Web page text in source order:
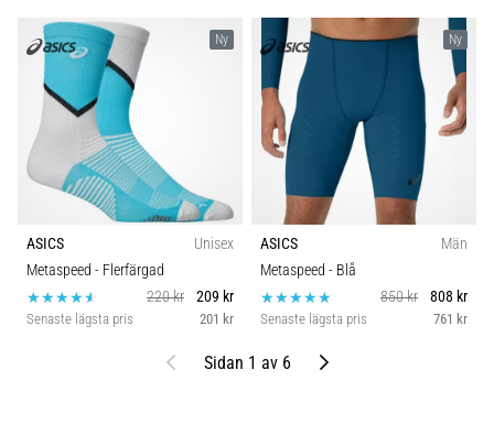
Ny
ASICS
Unisex
Metaspeed - Flerfärgad
220 kr
209 kr
Senaste lägsta pris 201 kr
Ny
ASICS
Män
Metaspeed - Blå
850 kr
808 kr
Senaste lägsta pris 761 kr
Föregående
Sidan 1 av 6 Nästa